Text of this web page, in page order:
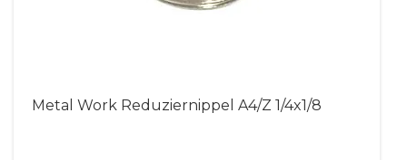
Metal Work Reduziernippel A4/Z 1/4x1/8